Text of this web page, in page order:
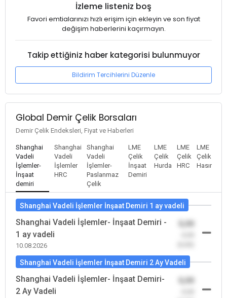
İzleme listeniz boş
Favori emtialarınızı hızlı erişim için ekleyin ve son fiyat
değişim haberlerini kaçırmayın.
Takip ettiğiniz haber kategorisi bulunmuyor
Bildirim Tercihlerini Düzenle
Global Demir Çelik Borsaları
Demir Çelik Endeksleri, Fiyat ve Haberleri
Shanghai
Vadeli
İşlemler-
İnşaat
demiri
Shanghai
Vadeli
İşlemler
HRC
Shanghai
Vadeli
İşlemler-
Paslanmaz
Çelik
LME
Çelik
İnşaat
Demiri
LME
Çelik
Hurda
LME
Çelik
HRC
LME
Çelik
Hasır
Shanghai Vadeli İşlemler İnşaat Demiri 1 ay vadeli
Shanghai Vadeli İşlemler- İnşaat Demiri -
1 ay vadeli
10.08.2026
0,00
Shanghai Vadeli İşlemler İnşaat Demiri 2 Ay Vadeli
Shanghai Vadeli İşlemler- İnşaat Demiri-
2 Ay Vadeli
0,00